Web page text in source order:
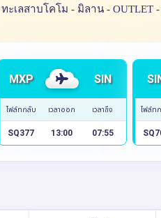
เลสาบโคโม - มิลาน - OUTLET
MXP SIN
ไฟล์ทกลับ เวลาออก เวลาถึง
SQ377 13:00 07:55
ไฟล์ท